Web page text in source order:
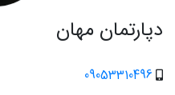
دپارتمان مهان
09053310496